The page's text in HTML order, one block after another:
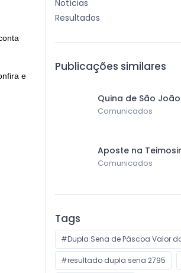
e
Notícias
Resultados
Publicações similares
Quina de São
Comunicados
Aposte na
Comunicados
Tags
#Dupla Sena de Páscoa Valor
#resultado dupla sena 2795